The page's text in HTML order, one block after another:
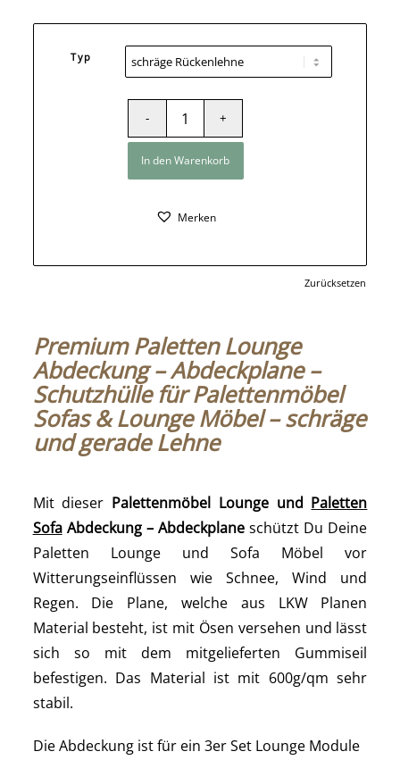
Typ
Zurücksetzen
In den Warenkorb
Merken
Premium Paletten Lounge
Abdeckung – Abdeckplane –
Schutzhülle für Palettenmöbel
Sofas & Lounge Möbel – schräge
und gerade Lehne
Mit dieser Palettenmöbel Lounge und Paletten
SofaAbdeckung – Abdeckplane schützt Du Deine
Paletten Lounge und Sofa Möbel vor
Witterungseinflüssen wie Schnee, Wind und
Regen. Die Plane, welche aus LKW Planen
Material besteht, ist mit Ösen versehen und lässt
sich so mit dem mitgelieferten Gummiseil
befestigen. Das Material ist mit 600g/qm sehr
stabil.
Die Abdeckung ist für ein 3er Set Lounge Module